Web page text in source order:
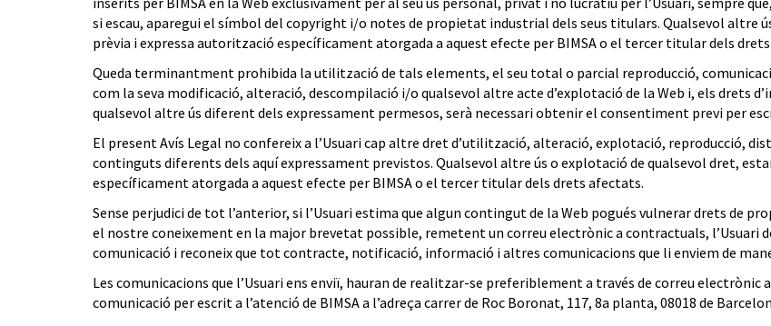
si escau, aparegui el símbol del copyright i/o notes de propietat industrial dels seus titulars. Qualsevol altre
prèvia i expressa autorització específicament atorgada a aquest efecte per BIMSA o el tercer titular dels
Queda terminantment prohibida la utilització de tals elements, el seu total o parcial reproducció,
com la seva modificació, alteració, descompilació i/o qualsevol altre acte d’explotació de la Web i, els drets
qualsevol altre ús diferent dels expressament permesos, serà necessari obtenir el consentiment previ per
El present Avís Legal no confereix a l’Usuari cap altre dret d’utilització, alteració, explotació, reproducció,
continguts diferents dels aquí expressament previstos. Qualsevol altre ús o explotació de qualsevol dret,
específicament atorgada a aquest efecte per BIMSA o el tercer titular dels drets afectats.
Sense perjudici de tot l’anterior, si l’Usuari estima que algun contingut de la Web pogués vulnerar drets de
el nostre coneixement en la major brevetat possible, remetent un correu electrònic a contractuals, l’Usuari
comunicació i reconeix que tot contracte, notificació, informació i altres comunicacions que li enviem de
Les comunicacions que l’Usuari ens enviï, hauran de realitzar-se preferiblement a través de correu electrònic a
comunicació per escrit a l’atenció de BIMSA a l’adreça carrer de Roc Boronat, 117, 8a planta, 08018 de